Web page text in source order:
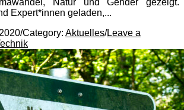
Expert*innen geladen,...
/Category: Aktuelles/Leave a